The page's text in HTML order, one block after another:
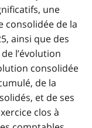
une
consolidée de la
ainsi que des
l’évolution
consolidée
de la
et de ses
clos à